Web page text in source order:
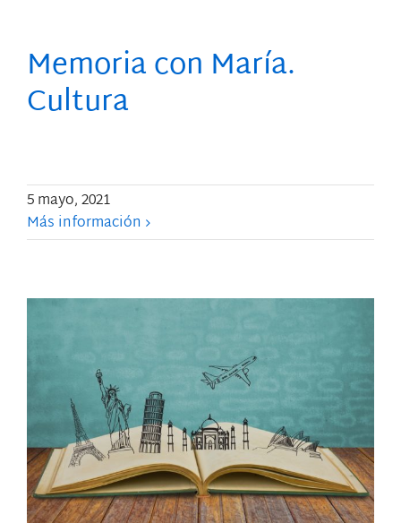
Memoria con María.
Cultura
5 mayo, 2021
Más información